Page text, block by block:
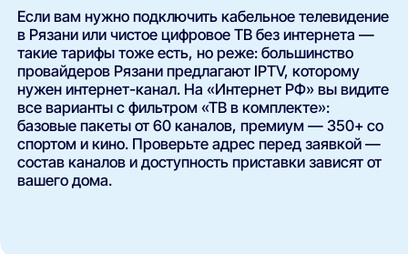
Если вам нужно подключить кабельное телевидение
в Рязани или чистое цифровое ТВ без интернета —
такие тарифы тоже есть, но реже: большинство
провайдеров Рязани предлагают IPTV, которому
нужен интернет-канал. На «Интернет РФ» вы видите
все варианты с фильтром «ТВ в комплекте»:
базовые пакеты от 60 каналов, премиум — 350+ со
спортом и кино. Проверьте адрес перед заявкой —
состав каналов и доступность приставки зависят от
вашего дома.